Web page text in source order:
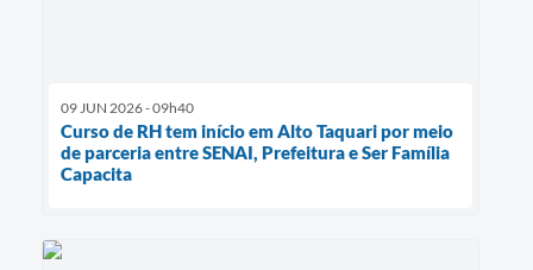
09 JUN 2026 - 09h40
Curso de RH tem início em Alto Taquari por meio
de parceria entre SENAI, Prefeitura e Ser Família
Capacita